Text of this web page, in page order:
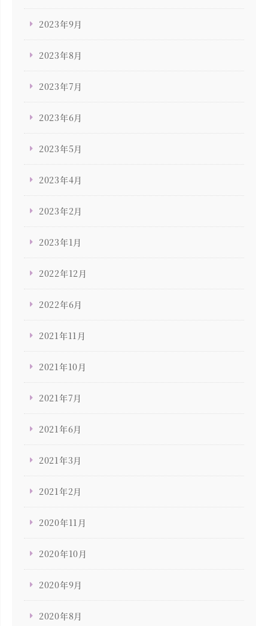
2023年9月
2023年8月
2023年7月
2023年6月
2023年5月
2023年4月
2023年2月
2023年1月
2022年12月
2022年6月
2021年11月
2021年10月
2021年7月
2021年6月
2021年3月
2021年2月
2020年11月
2020年10月
2020年9月
2020年8月